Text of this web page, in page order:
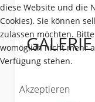
GALERIE
diese Website und die
Cookies). Sie können
zulassen möchten.
womöglich nicht mehr
Verfügung stehen.
Akzeptieren